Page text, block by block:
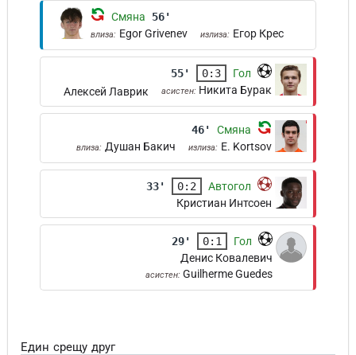
Смяна 56'
влиза: Egor Grivenev излиза: Егор Крес
55' 0:3
Гол
Алексей Лаврик
асистен: Никита Бурак
46' Смяна
влиза: Душан Бакич излиза: E. Kortsov
33' 0:2
Автогол
Кристиан Интсоен
29' 0:1
Гол
Денис Ковалевич
асистен:Guilherme Guedes
Един срещу друг